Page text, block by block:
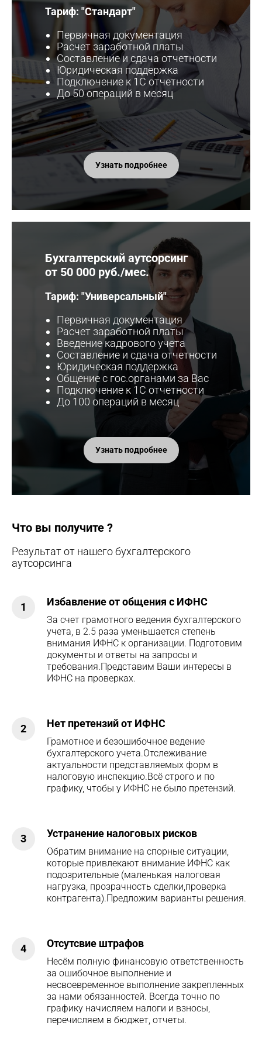
Тариф: "Стандарт"
Первичная документация
Расчет заработной платы
Составление и сдача отчетности
Юридическая поддержка
Подключение к 1С отчетности
До 50 операций в месяц
Узнать подробнее
Бухгалтерский аутсорсинг
от 50 000 руб./мес.
Тариф: "Универсальный"
Первичная документация
Расчет заработной платы
Введение кадрового учета
Составление и сдача отчетности
Юридическая поддержка
Общение с гос.органами за Вас
Подключение к 1С отчетности
До 100 операций в месяц
Узнать подробнее
Что вы получите ?
Результат от нашего бухгалтерского
аутсорсинга
1 Избавление от общения с ИФНС
За счет грамотного ведения бухгалтерского
учета, в 2.5 раза уменьшается степень
внимания ИФНС к организации. Подготовим
документы и ответы на запросы и
требования.Представим Ваши интересы в
ИФНС на проверках.
2 Нет претензий от ИФНС
Грамотное и безошибочное ведение
бухгалтерского учета.Отслеживание
актуальности представляемых форм в
налоговую инспекцию.Всё строго и по
графику, чтобы у ИФНС не было претензий.
3 Устранение налоговых рисков
Обратим внимание на спорные ситуации,
которые привлекают внимание ИФНС как
подозрительные (маленькая налоговая
нагрузка, прозрачность сделки,проверка
контрагента).Предложим варианты решения.
4 Отсутсвие штрафов
Несём полную финансовую ответственность
за ошибочное выполнение и
несвоевременное выполнение закрепленных
за нами обязанностей. Всегда точно по
графику начисляем налоги и взносы,
перечисляем в бюджет, отчеты.